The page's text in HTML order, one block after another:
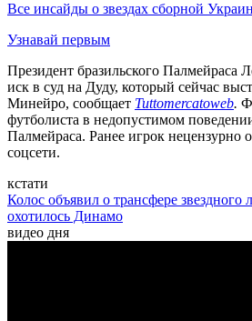
Все инсайды о звездах сборной
Узнавай первым
Президент бразильского Палмейраса
иск в суд на Дуду, который сейчас
Минейро, сообщает Tuttomercatoweb.
футболиста в недопустимом
Палмейраса. Ранее игрок нецензурно
соцсети.
кстати
Колос объявил о трансфере звездного
охотилось Динамо
видео дня